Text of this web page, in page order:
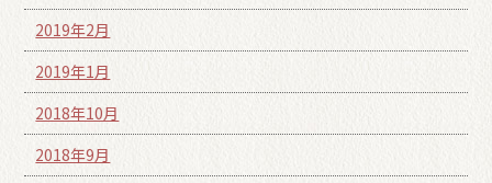
2019年2月
2019年1月
2018年10月
2018年9月